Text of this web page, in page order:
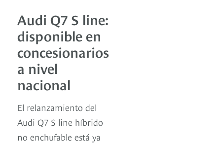
Audi Q7 S line:
disponible en
concesionarios
a nivel
nacional
El relanzamiento del
Audi Q7 S line híbrido
no enchufable está ya